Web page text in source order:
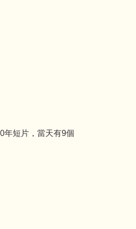
年短片，當天有9個